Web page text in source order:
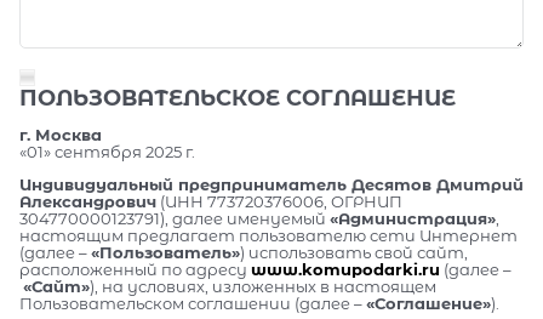
ПОЛЬЗОВАТЕЛЬСКОЕ СОГЛАШЕНИЕ
г. Москва
«01» сентября 2025 г.
Индивидуальный предприниматель Десятов Дмитрий
Александрович (ИНН 773720376006, ОГРНИП
304770000123791), далее именуемый «Администрация»
настоящим предлагает пользователю сети Интернет
(далее –«Пользователь») использовать свой сайт,
расположенный по адресу www.komupodarki.ru (далее –
«Сайт»), на условиях, изложенных в настоящем
Пользовательском соглашении (далее –«Соглашение»).